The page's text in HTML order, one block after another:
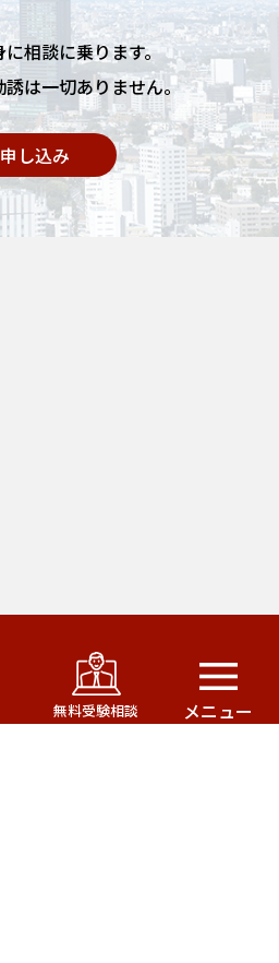
相談に乗ります。
は一切ありません。
申し込み
ト・パシフィック運営の
無料受験相談 メニュー